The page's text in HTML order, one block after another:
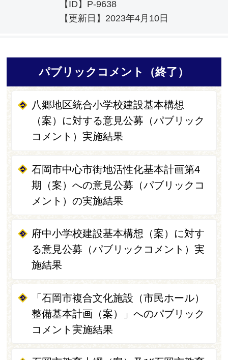
【ID】 P-9638
【更新日】 2023年4月10日
パブリックコメント（終了）
八郷地区統合小学校建設基本構想
（案）に対する意見公募（パブリック
コメント）実施結果
石岡市中心市街地活性化基本計画第4
期（案）への意見公募（パブリックコ
メント）の実施結果
府中小学校建設基本構想（案）に対す
る意見公募（パブリックコメント）実
施結果
「石岡市複合文化施設（市民ホール）
整備基本計画（案）」へのパブリック
コメント実施結果